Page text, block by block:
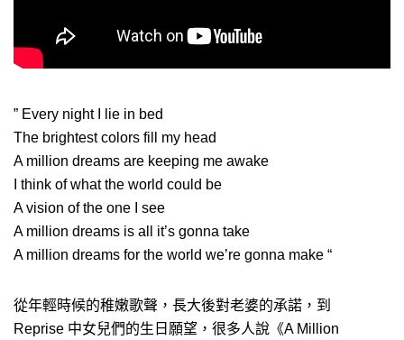
” Every night I lie in bed
The brightest colors fill my head
A million dreams are keeping me awake
I think of what the world could be
A vision of the one I see
A million dreams is all it’s gonna take
A million dreams for the world we’re gonna make “
從年輕時候的稚嫩歌聲，長大後對老婆的承諾，到
Reprise 中女兒們的生日願望，很多人說《A Million